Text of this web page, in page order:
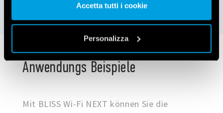
Vai alla Cookie Policy completa
Accetta tutti i cookie
Personalizza
Anwendungs Beispiele
Mit BLISS Wi-Fi NEXT können Sie die